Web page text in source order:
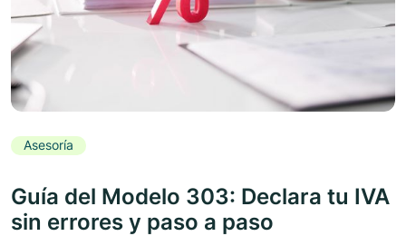
Asesoría
Guía del Modelo 303: Declara tu IVA
sin errores y paso a paso